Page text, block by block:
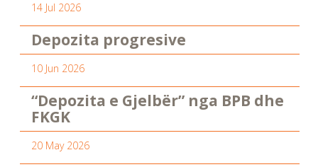
14 Jul 2026
Depozita progresive
10 Jun 2026
“Depozita e Gjelbër” nga BPB dhe
FKGK
20 May 2026